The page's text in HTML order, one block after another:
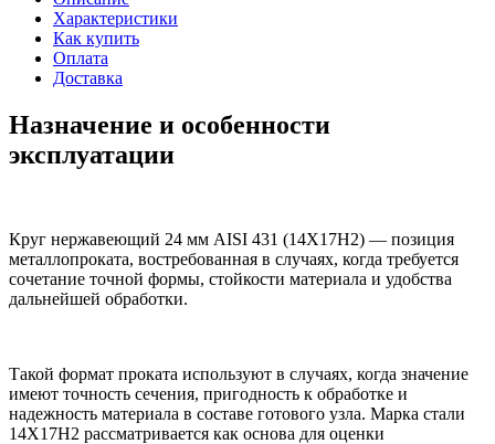
Характеристики
Как купить
Оплата
Доставка
Назначение и особенности
эксплуатации
Круг нержавеющий 24 мм AISI 431 (14Х17Н2) — позиция
металлопроката, востребованная в случаях, когда требуется
сочетание точной формы, стойкости материала и удобства
дальнейшей обработки.
Такой формат проката используют в случаях, когда значение
имеют точность сечения, пригодность к обработке и
надежность материала в составе готового узла. Марка стали
14Х17Н2 рассматривается как основа для оценки